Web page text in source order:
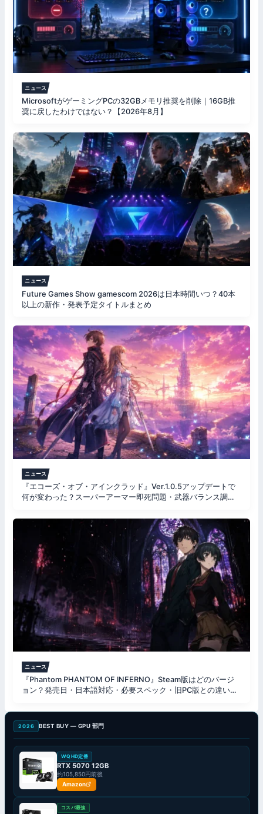
ニュース
MicrosoftがゲーミングPCの32GBメモリ推奨を削除｜16GB推
奨に戻したわけではない？【2026年8月】
ニュース
Future Games Show gamescom 2026は日本時間いつ？40本
以上の新作・発表予定タイトルまとめ
ニュース
『エコーズ・オブ・アインクラッド』Ver.1.0.5アップデートで
何が変わった？スーパーアーマー即死問題・武器バランス調整
ニュース
『Phantom PHANTOM OF INFERNO』Steam版はどのバージ
ョン？発売日・日本語対応・必要スペック・旧PC版との違いを
2026 BEST BUY — GPU 部門
WQHD定番
RTX 5070 12GB
約105,850円前後
Amazon
コスパ最強